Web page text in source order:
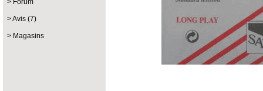
Forum
Avis (7)
Magasins